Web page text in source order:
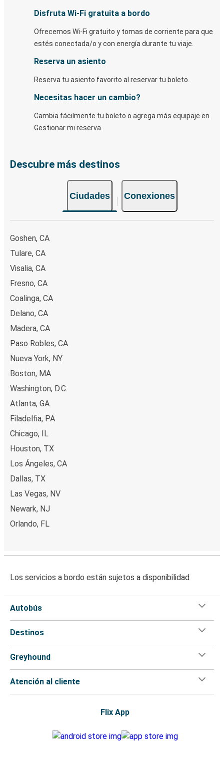
Disfruta Wi-Fi gratuita a bordo
Ofrecemos Wi-Fi gratuito y tomas de corriente para que
estés conectada/o y con energía durante tu viaje.
Reserva un asiento
Reserva tu asiento favorito al reservar tu boleto.
Necesitas hacer un cambio?
Cambia fácilmente tu boleto o agrega más equipaje en
Gestionar mi reserva.
Descubre más destinos
Ciudades Conexiones
Goshen, CA
Tulare, CA
Visalia, CA
Fresno, CA
Coalinga, CA
Delano, CA
Madera, CA
Paso Robles, CA
Nueva York, NY
Boston, MA
Washington, D.C.
Atlanta, GA
Filadelfia, PA
Chicago, IL
Houston, TX
Los Ángeles, CA
Dallas, TX
Las Vegas, NV
Newark, NJ
Orlando, FL
Los servicios a bordo están sujetos a disponibilidad
Autobús
Destinos
Greyhound
Atención al cliente
Flix App